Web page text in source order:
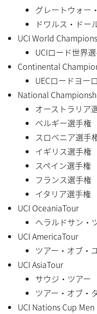
グレートウォー
ドワルス・ドー
UCI World
UCIロード世界
Continental
UECロードヨー
National
オーストラリア
ベルギー選手権
スロベニア選手
イギリス選手権
スペイン選手権
フランス選手権
イタリア選手権
UCI OceaniaTour
ヘラルドサン・
UCI AmericaTour
ツアー・オブ・
UCI AsiaTour
サウジ・ツアー
ツアー・オブ・
UCI Nations Cup Men